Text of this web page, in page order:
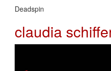
Deadspin
claudia